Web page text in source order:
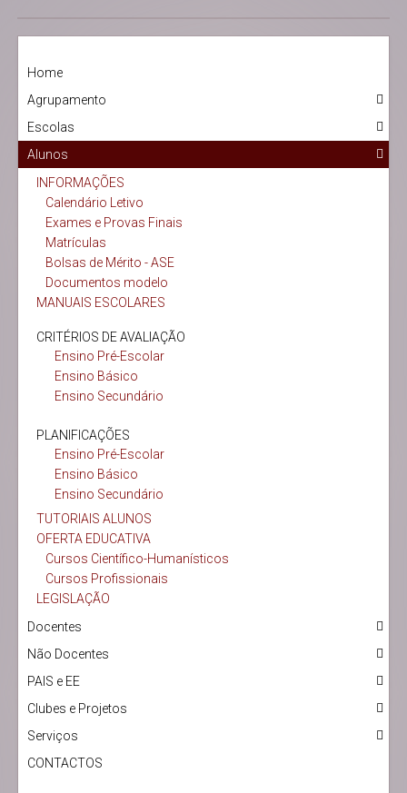
Home
Agrupamento
Escolas
Alunos
INFORMAÇÕES
Calendário Letivo
Exames e Provas Finais
Matrículas
Bolsas de Mérito - ASE
Documentos modelo
MANUAIS ESCOLARES
CRITÉRIOS DE AVALIAÇÃO
Ensino Pré-Escolar
Ensino Básico
Ensino Secundário
PLANIFICAÇÕES
Ensino Pré-Escolar
Ensino Básico
Ensino Secundário
TUTORIAIS ALUNOS
OFERTA EDUCATIVA
Cursos Científico-Humanísticos
Cursos Profissionais
LEGISLAÇÃO
Docentes
Não Docentes
PAIS e EE
Clubes e Projetos
Serviços
CONTACTOS